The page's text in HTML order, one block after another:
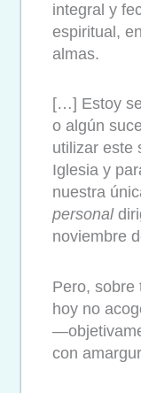
integral y
espiritual,
almas.
[…] Estoy
o algún
utilizar este
Iglesia y
nuestra
personal
noviembre
Pero, sobre
hoy no
con